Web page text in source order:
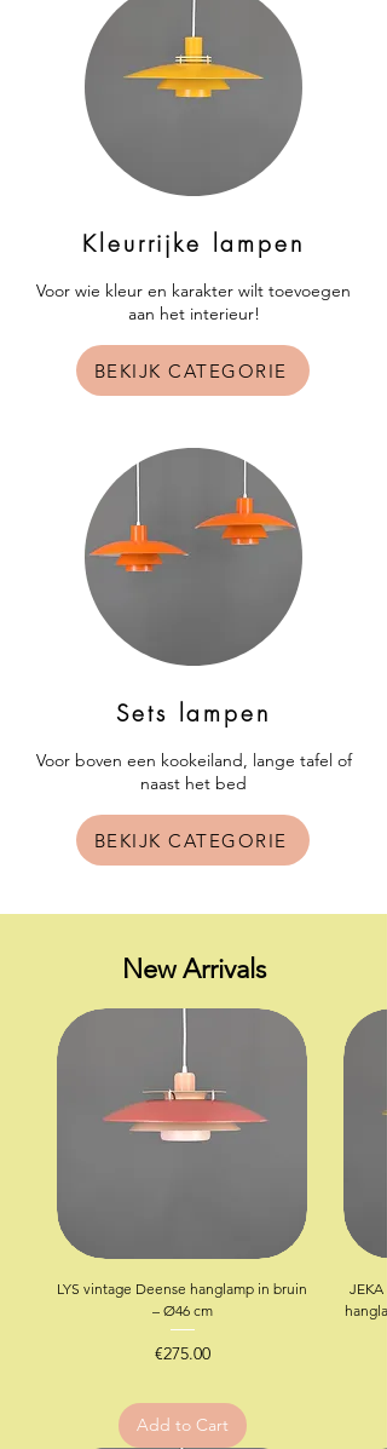
Kleurrijke lampen
Voor wie kleur en karakter wilt toevoegen
aan het interieur!
BEKIJK CATEGORIE
Sets lampen
Voor boven een kookeiland, lange tafel of
naast het bed
BEKIJK CATEGORIE
New Arrivals
LYS vintage Deense hanglamp in bruin
– Ø46 cm
Price
€275.00
Add to Cart